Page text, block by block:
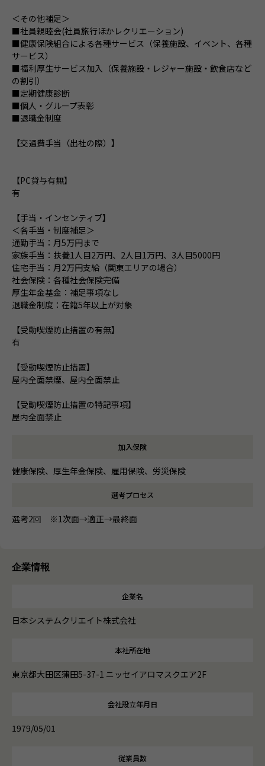
＜その他補足＞
■社員親睦会(社員旅行ほかレクリエーション)
■健康保険組合による各種サービス（保養施設、イベント、各種
サービス）
■福利厚生サービス加入（保養施設・レジャー施設・飲食店など
の割引）
■定期健康診断
■個人・グループ表彰
■退職金制度
【交通費手当（出社の際）】
【PC貸与有無】
有
【手当・インセンティブ】
＜各手当・制度補足＞
通勤手当：月5万円まで
家族手当：扶養1人目2万円、2人目1万円、3人目5000円
住宅手当：月2万円支給（関東エリアの場合）
社会保険：各種社会保険完備
厚生年金基金：補足事項なし
退職金制度：在籍5年以上が対象
【受動喫煙防止措置の有無】
有
【受動喫煙防止措置】
屋内全面禁煙、屋内全面禁止
【受動喫煙防止措置の特記事項】
屋内全面禁止
加入保険
健康保険、厚生年金保険、雇用保険、労災保険
選考プロセス
選考2回 ※1次面→適正→最終面
企業情報
企業名
日本システムクリエイト株式会社
本社所在地
東京都大田区蒲田5-37-1 ニッセイアロマスクエア2F
会社設立年月日
1979/05/01
従業員数